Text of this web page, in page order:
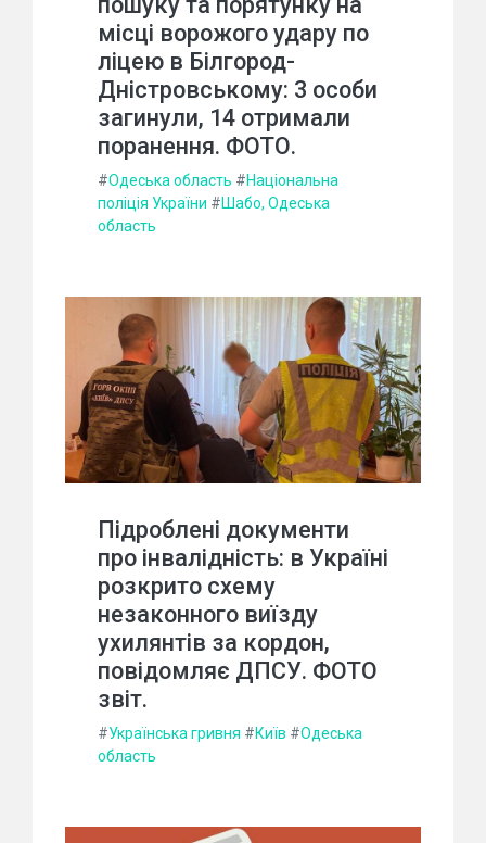
місці ворожого удару по
ліцею в Білгород-
Дністровському: 3 особи
загинули, 14 отримали
поранення. ФОТО.
#Одеська область #Національна
поліція України #Шабо, Одеська
область
Підроблені документи
про інвалідність: в Україні
розкрито схему
незаконного виїзду
ухилянтів за кордон,
повідомляє ДПСУ. ФОТО
звіт.
#Українська гривня #Київ #Одеська
область